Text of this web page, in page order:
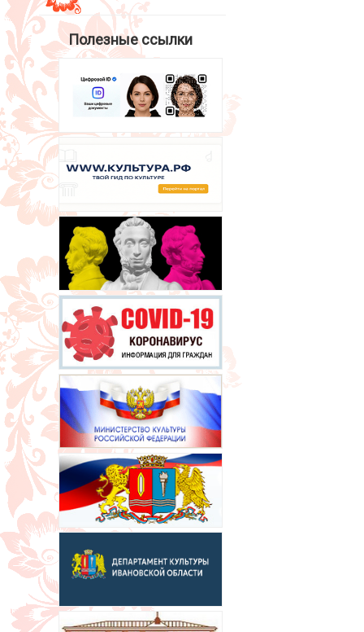
Полезные ссылки